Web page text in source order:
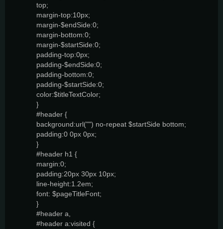
top;
margin-top:10px;
margin-$endSide:0;
margin-bottom:0;
margin-$startSide:0;
padding-top:0px;
padding-$endSide:0;
padding-bottom:0;
padding-$startSide:0;
color:$titleTextColor;
}
#header {
background:url("") no-repeat $startSide bottom;
padding:0 0px 0px;
}
#header h1 {
margin:0;
padding:20px 30px 10px;
line-height:1.2em;
font: $pageTitleFont;
}
#header a,
#header a:visited {